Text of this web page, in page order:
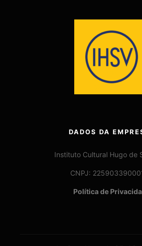
DADOS DA
Instituto Cultural Hugo de
CNPJ:
Política de